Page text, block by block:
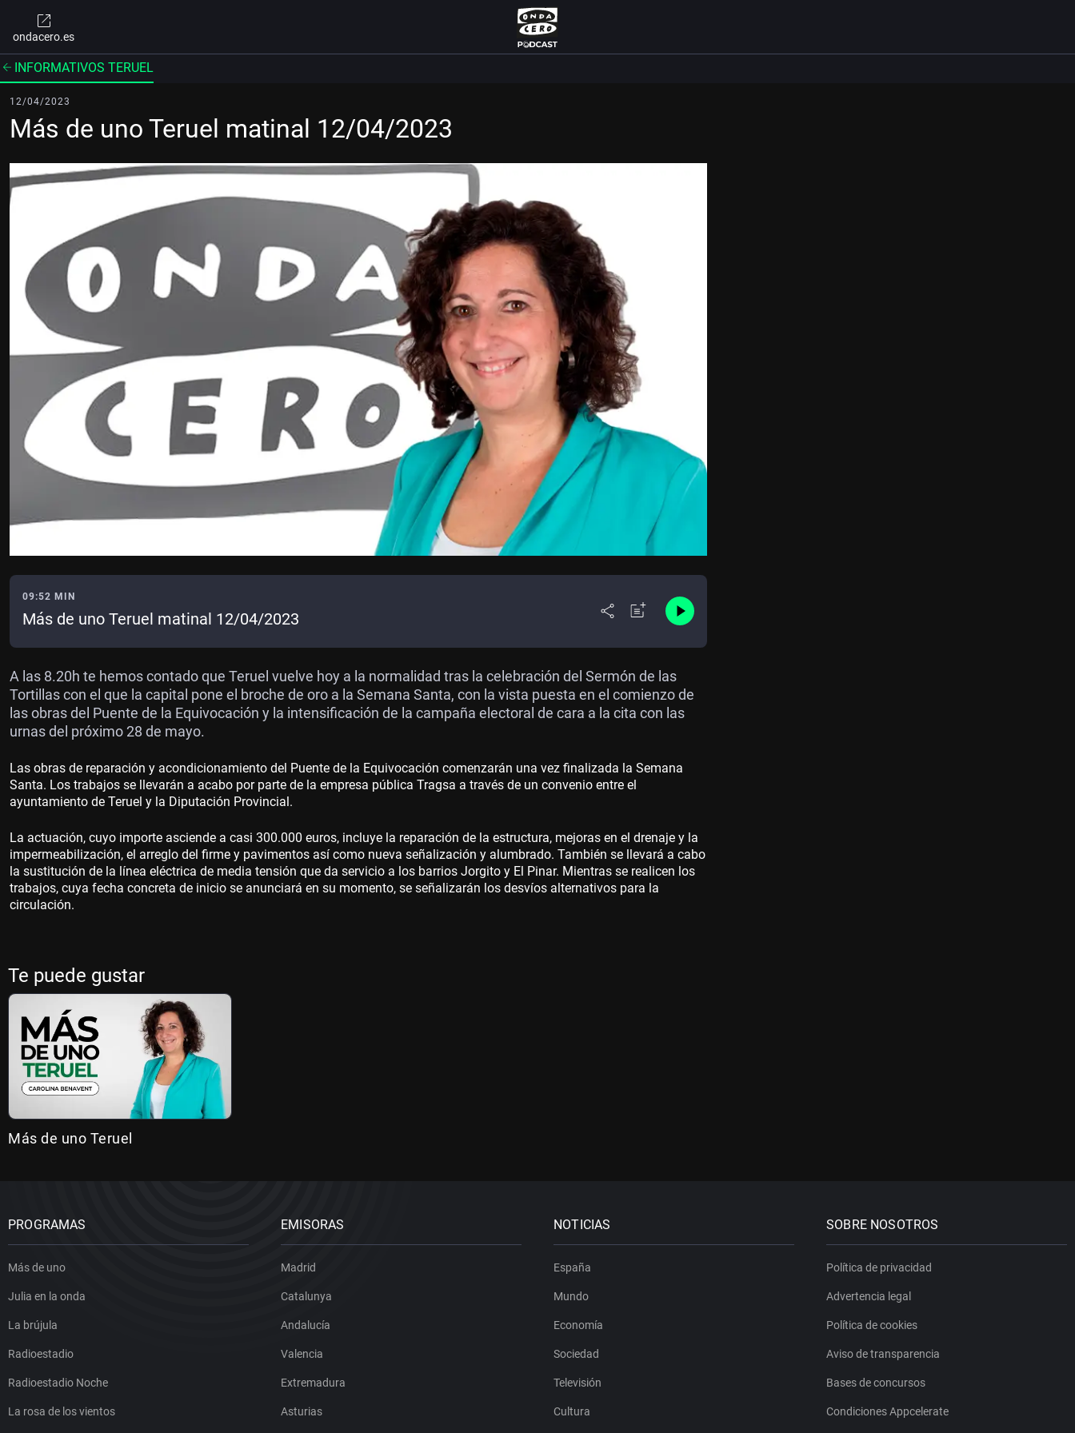
ondacero.es
INFORMATIVOS TERUEL
12/04/2023
Más de uno Teruel matinal 12/04/2023
09:52 MIN
Más de uno Teruel matinal 12/04/2023
A las 8.20h te hemos contado que Teruel vuelve hoy a la normalidad tras la celebración del Sermón de las
Tortillas con el que la capital pone el broche de oro a la Semana Santa, con la vista puesta en el comienzo de
las obras del Puente de la Equivocación y la intensificación de la campaña electoral de cara a la cita con las
urnas del próximo 28 de mayo.
Las obras de reparación y acondicionamiento del Puente de la Equivocación comenzarán una vez finalizada la Semana
Santa. Los trabajos se llevarán a acabo por parte de la empresa pública Tragsa a través de un convenio entre el
ayuntamiento de Teruel y la Diputación Provincial.
La actuación, cuyo importe asciende a casi 300.000 euros, incluye la reparación de la estructura, mejoras en el drenaje y la
impermeabilización, el arreglo del firme y pavimentos así como nueva señalización y alumbrado. También se llevará a cabo
la sustitución de la línea eléctrica de media tensión que da servicio a los barrios Jorgito y El Pinar. Mientras se realicen los
trabajos, cuya fecha concreta de inicio se anunciará en su momento, se señalizarán los desvíos alternativos para la
circulación.
Te puede gustar
Más de uno Teruel
PROGRAMAS
Más de uno
Julia en la onda
La brújula
Radioestadio
Radioestadio Noche
La rosa de los vientos
EMISORAS
Madrid
Catalunya
Andalucía
Valencia
Extremadura
Asturias
NOTICIAS
España
Mundo
Economía
Sociedad
Televisión
Cultura
SOBRE NOSOTROS
Política de privacidad
Advertencia legal
Política de cookies
Aviso de transparencia
Bases de concursos
Condiciones Appcelerate